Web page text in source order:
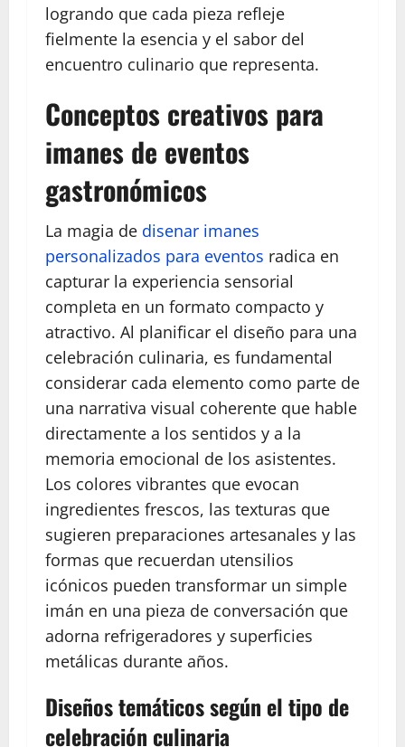
logrando que cada pieza refleje
fielmente la esencia y el sabor del
encuentro culinario que representa.
Conceptos creativos para
imanes de eventos
gastronómicos
La magia de disenar imanes
personalizados para eventos radica en
capturar la experiencia sensorial
completa en un formato compacto y
atractivo. Al planificar el diseño para una
celebración culinaria, es fundamental
considerar cada elemento como parte de
una narrativa visual coherente que hable
directamente a los sentidos y a la
memoria emocional de los asistentes.
Los colores vibrantes que evocan
ingredientes frescos, las texturas que
sugieren preparaciones artesanales y las
formas que recuerdan utensilios
icónicos pueden transformar un simple
imán en una pieza de conversación que
adorna refrigeradores y superficies
metálicas durante años.
Diseños temáticos según el tipo de
celebración culinaria